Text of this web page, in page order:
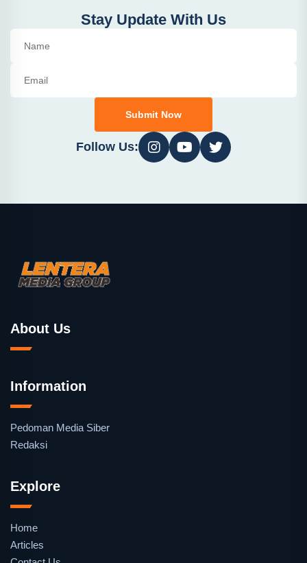
Stay Update With Us
Submit Now
Follow Us:
About Us
Information
Pedoman Media Siber
Redaksi
Explore
Home
Articles